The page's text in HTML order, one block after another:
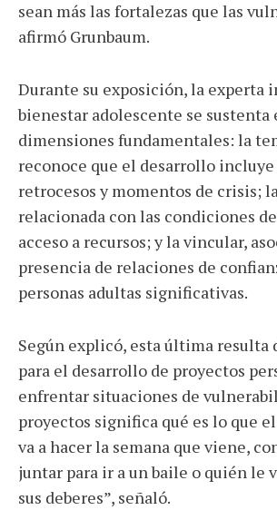
sean más las fortalezas que las
afirmó Grunbaum.
Durante su exposición, la experta
bienestar adolescente se sustenta
dimensiones fundamentales: la
reconoce que el desarrollo incluye
retrocesos y momentos de crisis;
relacionada con las condiciones
acceso a recursos; y la vincular,
presencia de relaciones de
personas adultas significativas.
Según explicó, esta última
para el desarrollo de proyectos
enfrentar situaciones de
proyectos significa qué es lo que
va a hacer la semana que viene,
juntar para ir a un baile o quién le
sus deberes”, señaló.